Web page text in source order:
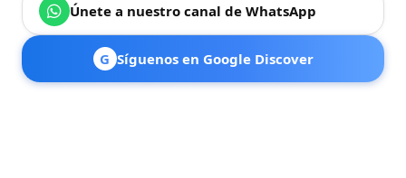
Únete a nuestro canal de WhatsApp
G Síguenos en Google Discover